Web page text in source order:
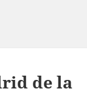
de la